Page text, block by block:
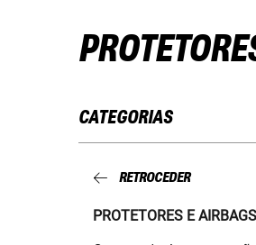
CATEGORIAS
RETROCEDER
PROTETORES E